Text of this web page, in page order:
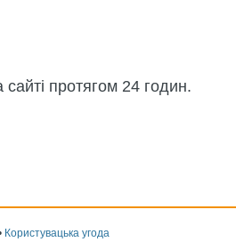
протягом 24 годин.
Користувацька угода